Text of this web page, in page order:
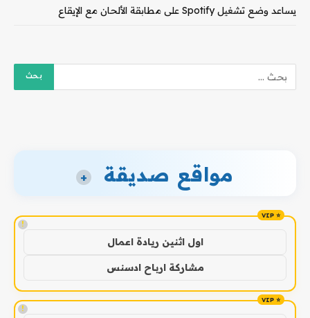
يساعد وضع تشغيل Spotify على مطابقة الألحان مع الإيقاع
مواقع صديقة +
!
اول اثنين ريادة اعمال
مشاركة ارباح ادسنس
!